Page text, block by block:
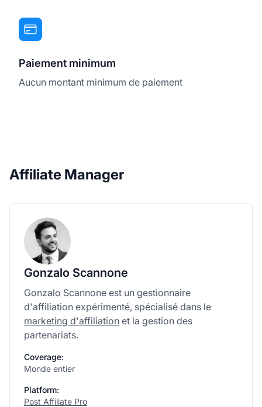
Paiement minimum
Aucun montant minimum de paiement
Affiliate Manager
Gonzalo Scannone
Gonzalo Scannone est un gestionnaire
d'affiliation expérimenté, spécialisé dans le
marketing d'affiliation et la gestion des
partenariats.
Coverage:
Monde entier
Platform:
Post Affiliate Pro